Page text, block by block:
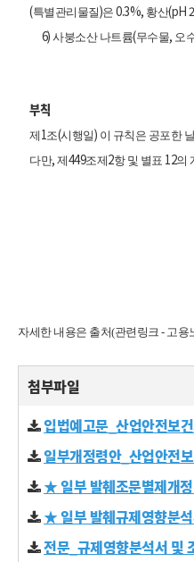
(특별관리물질)은 0.3%, 황산(pH
6)사붕소산 나트륨(무수물, 오
부칙
제 1조(시행일) 이 규칙은 공포한
다만,제449조제2항 및 별표 12의
자세한 내용은 출처(관련링크 - 고용
첨부파일
입법예고문_산업안전보
일부개정령안_산업안전
★ 일부 발췌조문별제개
★ 일부 발췌규제영향분
전문_규제영향분석서 및